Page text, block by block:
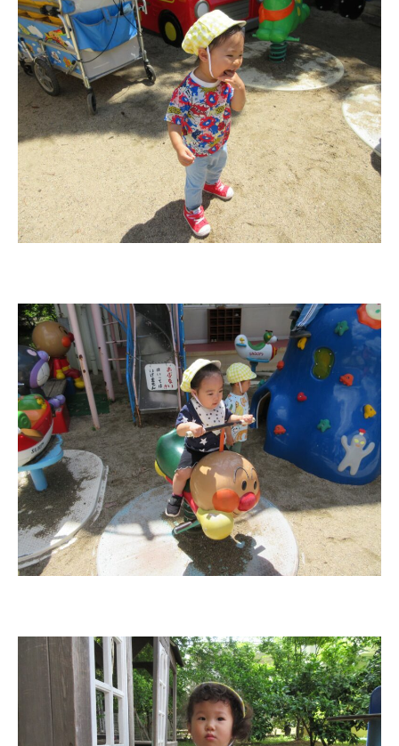
お知らせ
今日の幼稚園
園児募集要項
教職員募集
園のこと
給⾷
課外教室
理事長のことば
教育と保育
美⽊多幼稚園の理想
園の1⽇
年間⾏事
預かり保育［ヒラソル ]
美⽊多チコスについて
美⽊多チコスブログ
未就園児クラス